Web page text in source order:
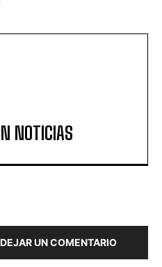
NOTICIAS
UN COMENTARIO